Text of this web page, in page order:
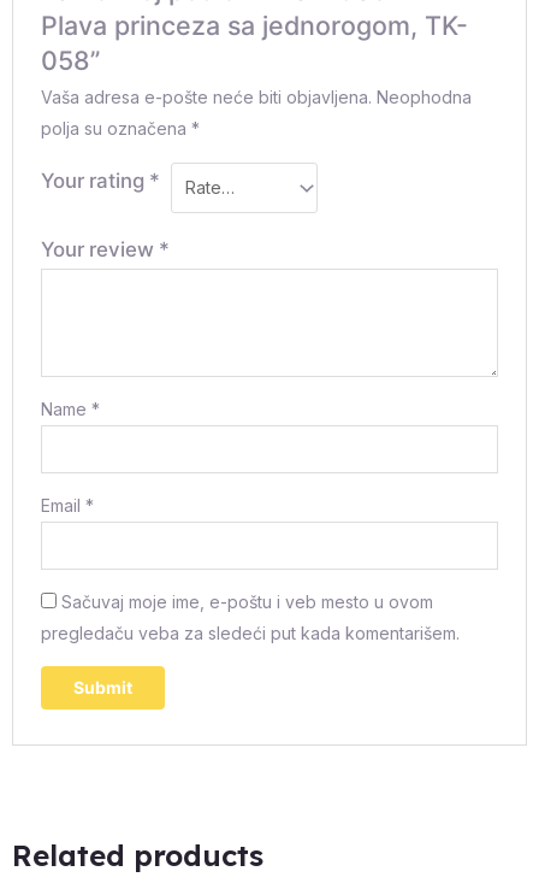
Plava princeza sa jednorogom, TK-
058”
Vaša adresa e-pošte neće biti objavljena. Neophodna
polja su označena*
Your rating *
Your review *
Name*
Email*
Sačuvaj moje ime, e-poštu i veb mesto u ovom
pregledaču veba za sledeći put kada komentarišem.
Related products